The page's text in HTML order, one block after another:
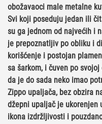
obožavaoci male metalne
Svi koji poseduju jedan ili
su ga jednom od najvećih i
je prepoznatljiv po obliku i
korišćenje i postojan
sa šarkom, i čuven po
da je do sada neko imao
Zippo upaljača, bez obzira
džepni upaljač je
ikona izdržljivosti i